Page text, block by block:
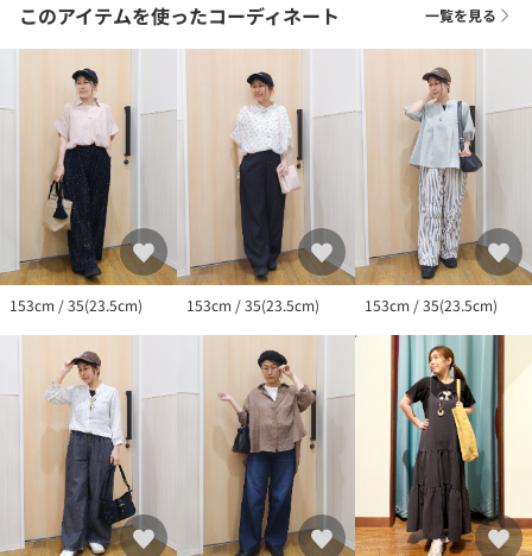
※こちらの商品は箱無しで発送します。予めご了承ください。
※照明の関係により、実際よりも色味が違って見える場合があり
ます。また、パソコン・スマートフォンなどの環境により、若干
製品と画像のカラーが異なる場合もございます。
このアイテムを使ったコーディネート 一覧を見る
153cm / 35(23.5cm) 153cm / 35(23.5cm) 153cm / 35(23.5cm)